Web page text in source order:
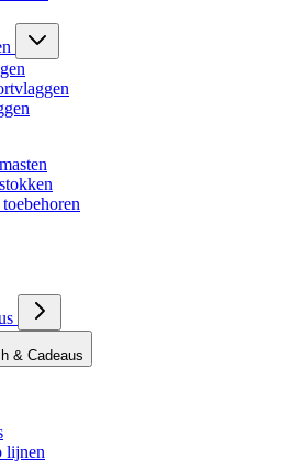
& Cadeaus
lijnen